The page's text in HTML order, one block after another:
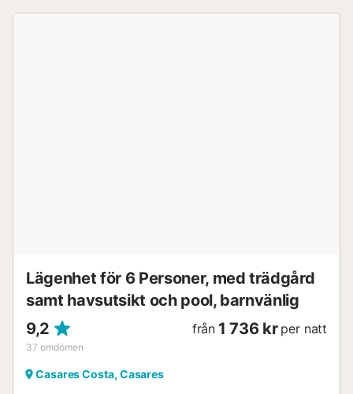
Lägenhet för 6 Personer, med trädgård
samt havsutsikt och pool, barnvänlig
9,2
37 omdömen
från 1 736 kr per natt
Casares Costa, Casares